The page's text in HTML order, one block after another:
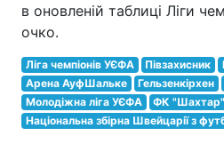
в оновленій таблиці Ліги
очко.
Ліга чемпіонів УЄФА Півзахисник
Арена АуфШальке
Гельзенкірхен
Молодіжна ліга УЄФА
ФК
Національна збірна Швейцарії з